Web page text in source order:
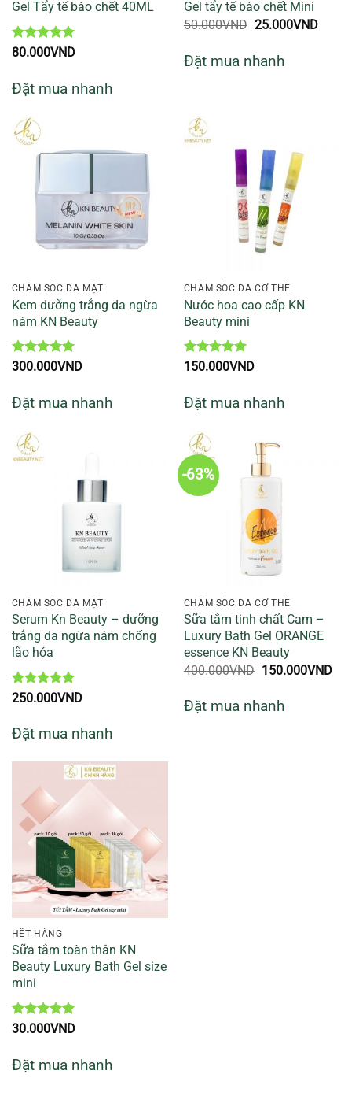
Gel Tẩy tế bào chết 40ML
Được xếp
80.000VND
Đặt mua nhanh
Gel tẩy tế bào chết Mini
50.000VND Giá
50.000VND.
25.000VNDGiá
Đặt mua nhanh
CHĂM SÓC DA MẶT
Kem dưỡng trắng da ngừa
nám KN Beauty
Được xếp
300.000VND
Đặt mua nhanh
CHĂM SÓC DA CƠ THỂ
Nước hoa cao cấp KN
Beauty mini
Được xếp
150.000VND
Đặt mua nhanh
CHĂM SÓC DA MẶT
Serum Kn Beauty – dưỡng
trắng da ngừa nám chống
lão hóa
Được xếp
250.000VND
Đặt mua nhanh
-63%
CHĂM SÓC DA CƠ THỂ
Sữa tắm tinh chất Cam –
Luxury Bath Gel ORANGE
essence KN Beauty
400.000VND Giá
400.000VND.
150.000VNDGiá
Đặt mua nhanh
HẾT HÀNG
Sữa tắm toàn thân KN
Beauty Luxury Bath Gel size
mini
Được xếp
30.000VND
Đặt mua nhanh